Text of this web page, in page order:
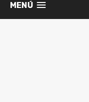
MENÚ